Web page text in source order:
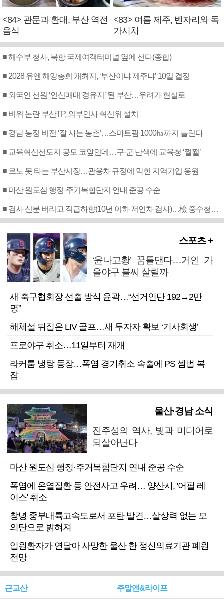
<84> 관문과 환대, 부산 역전
음식
<83> 여름 제주, 벤자리와 독
가시치
■ 해수부 청사, 북항 국제여객터미널 옆에 선다(종합)
■ 2028 유엔 해양총회 개최지, ‘부산이냐 제주냐’ 10일 결정
■ 외국인 선원 ‘인신매매 경유지’ 된 부산…우려가 현실로
■ 비위 논란 부산TP, 외부인사 혁신위 설치
■ 경남 농정 비전 ‘잘 사는 농촌’…스마트팜 1000㏊까지 늘린다
■ 교육혁신선도지 공모 코앞인데…구·군 난색에 교육청 ‘쩔쩔’
■ 르노 못 타는 부산시장…관용차 규정에 막힌 지역기업 응원
■ 마산 원도심 행정·주거복합단지 연내 준공 수순
■ 검사 신분 버리고 직급하향(10년 이하 저연차 검사)…檢 중수청행 기피
스포츠 +
‘윤나고황’ 꿈틀댄다…거인 가
을야구 불씨 살릴까
새 축구협회장 선출 방식 윤곽…“선거인단 192→2만
명”
해체설 뒤집은 LIV 골프…새 투자자 확보 ‘기사회생’
프로야구 취소…11일부터 재개
라커룸 냉탕 등장…폭염 경기취소 속출에 PS 셈법 복
잡
울산·경남 소식
진주성의 역사, 빛과 미디어로
되살아난다
마산 원도심 행정·주거복합단지 연내 준공 수순
폭염에 온열질환 등 안전사고 우려… 양산시, '어필 레
이스' 취소
창녕 중부내륙고속도로서 포탄 발견…살상력 없는 모
의탄으로 밝혀져
입원환자가 연달아 사망한 울산 한 정신의료기관 폐원
전망
근교산 주말엔&라이프